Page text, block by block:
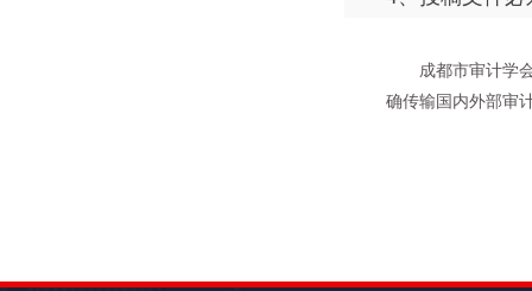
成都市审计学
确传输国内外部审